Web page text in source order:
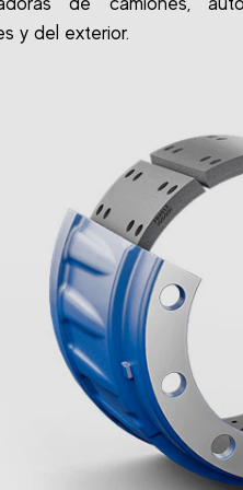
y del exterior.